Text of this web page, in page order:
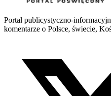
Portal publicystyczno-
komentarze o Polsce, świecie,